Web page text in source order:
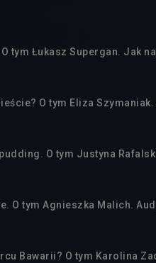
tym Łukasz Supergan. Jak
O tym Eliza
O tym Justyna
O tym Agnieszka Malich.
Bawarii? O tym Karolina